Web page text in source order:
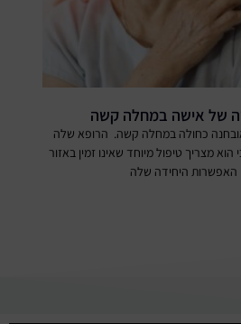
של אישה במחלה קשה
כחולה במחלה קשה. הרופא שלה
מצריך טיפול מיוחד שאינו זמין באזור
היחידה שלה